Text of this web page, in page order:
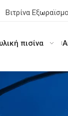
Βιτρίνα
πισίνα